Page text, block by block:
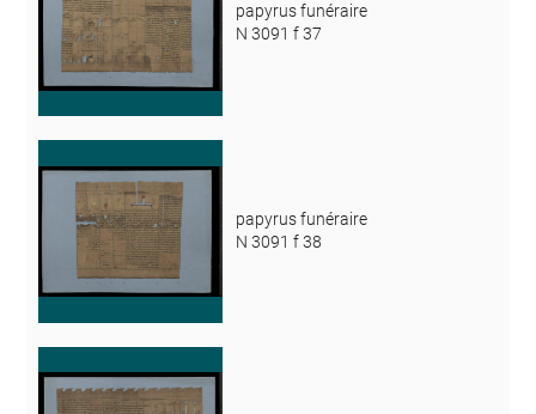
papyrus funéraire
N 3091 f 37
papyrus funéraire
N 3091 f 38